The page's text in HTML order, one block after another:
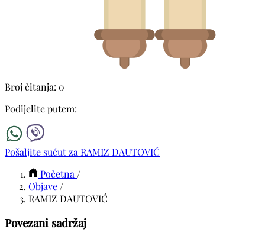
Broj čitanja: 0
Podijelite putem:
Pošaljite sućut za RAMIZ DAUTOVIĆ
Početna /
Objave /
RAMIZ DAUTOVIĆ
Povezani sadržaj